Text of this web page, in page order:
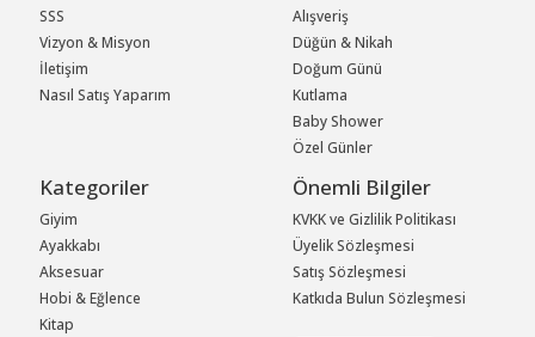
SSS
Vizyon & Misyon
İletişim
Nasıl Satış Yaparım
Alışveriş
Düğün & Nikah
Doğum Günü
Kutlama
Baby Shower
Özel Günler
Kategoriler
Giyim
Ayakkabı
Aksesuar
Hobi & Eğlence
Kitap
Önemli Bilgiler
KVKK ve Gizlilik Politikası
Üyelik Sözleşmesi
Satış Sözleşmesi
Katkıda Bulun Sözleşmesi